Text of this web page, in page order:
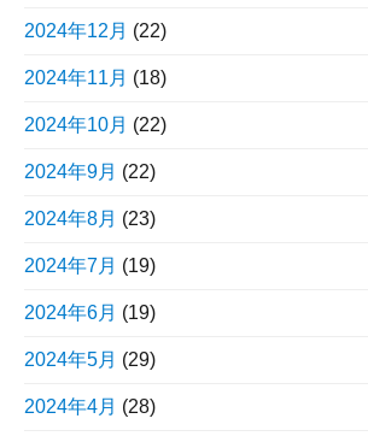
2024年12月 (22)
2024年11月 (18)
2024年10月 (22)
2024年9月 (22)
2024年8月 (23)
2024年7月 (19)
2024年6月 (19)
2024年5月 (29)
2024年4月 (28)